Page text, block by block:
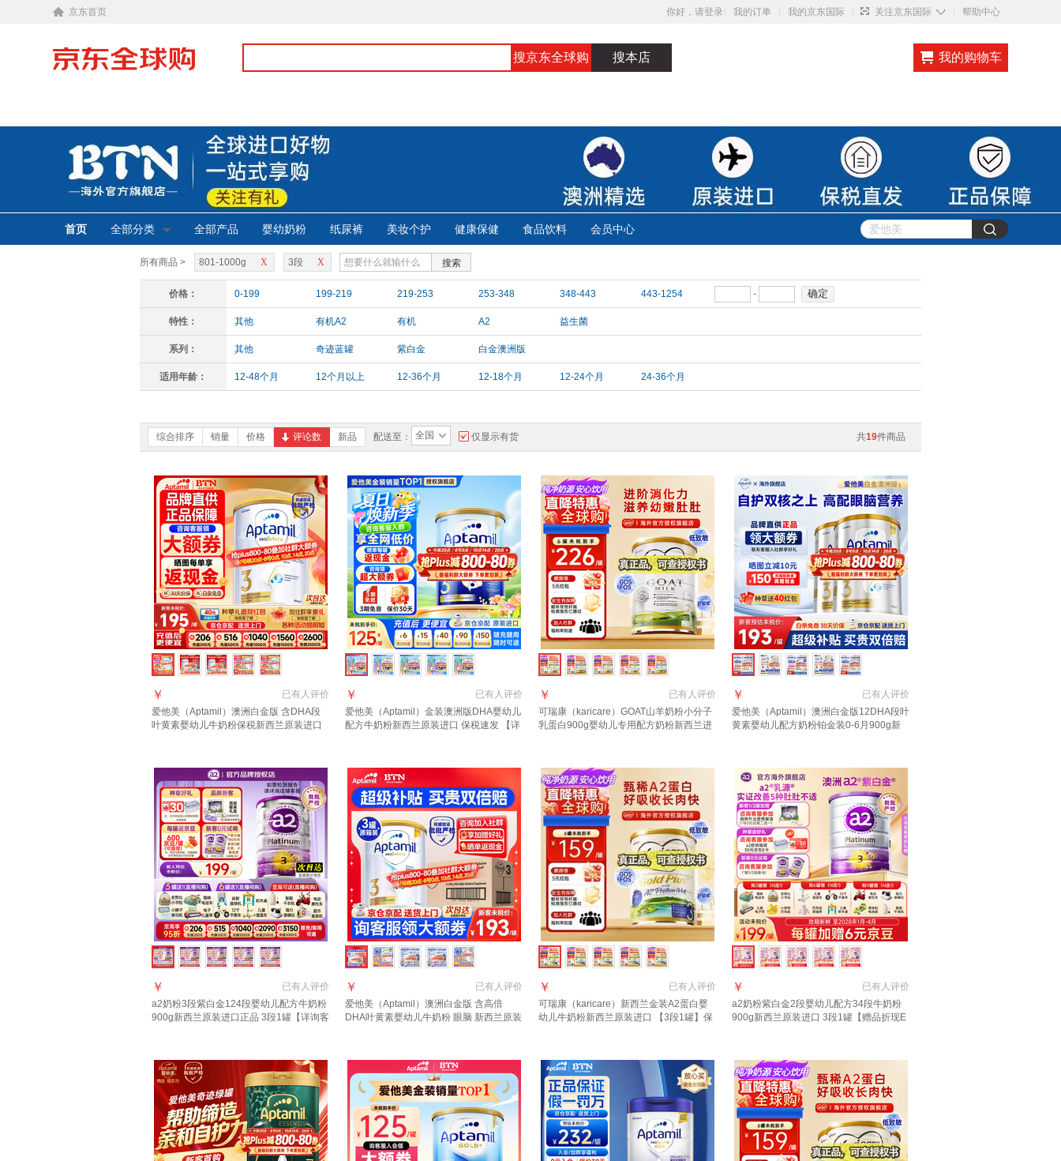
京东首页 你好，请登录 我的订单 我的京东国际 关注京东国际 ◇ 帮助中心
搜京东全球购 搜本店 我的购物车
首页 全部分类 全部产品 婴幼奶粉 纸尿裤 美妆个护 健康保健 食品饮料 会员中心
所有商品 > X
801-1000g X
3段 搜索
价格： 0-199 199-219 219-253 253-348 348-443 443-1254 - 确定
特性： 其他 有机A2 有机 A2 益生菌
系列： 其他 奇迹蓝罐 紫白金 白金澳洲版
适用年龄： 12-48个月 12个月以上 12-36个月 12-18个月 12-24个月 24-36个月
共19件商品
综合排序 销量 价格 评论数 新品 配送至： 全国 仅显示有货
已有人评价
￥
爱他美（Aptamil）澳洲白金版 含DHA段
叶黄素婴幼儿牛奶粉保税新西兰原装进口
已有人评价
￥
爱他美（Aptamil）金装澳洲版DHA婴幼儿
配方牛奶粉新西兰原装进口 保税速发 【详
已有人评价
￥
可瑞康（karicare）GOAT山羊奶粉小分子
乳蛋白900g婴幼儿专用配方奶粉新西兰进
已有人评价
￥
爱他美（Aptamil）澳洲白金版12DHA段叶
黄素婴幼儿配方奶粉铂金装0-6月900g新
已有人评价
￥
a2奶粉3段紫白金124段婴幼儿配方牛奶粉
900g新西兰原装进口正品 3段1罐【详询客
已有人评价
￥
爱他美（Aptamil）澳洲白金版 含高倍
DHA叶黄素婴幼儿牛奶粉 眼脑 新西兰原装
已有人评价
￥
可瑞康（karicare）新西兰金装A2蛋白婴
幼儿牛奶粉新西兰原装进口 【3段1罐】保
已有人评价
￥
a2奶粉紫白金2段婴幼儿配方34段牛奶粉
900g新西兰原装进口 3段1罐【赠品折现E